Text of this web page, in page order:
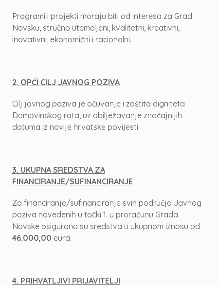
Programi i projekti moraju biti od interesa za Grad
Novsku, stručno utemeljeni, kvalitetni, kreativni,
inovativni, ekonomični i racionalni.
2. OPĆI CILJ JAVNOG POZIVA
Cilj javnog poziva je očuvanje i zaštita digniteta
Domovinskog rata, uz obilježavanje značajnijih
datuma iz novije hrvatske povijesti.
3. UKUPNA SREDSTVA ZA
FINANCIRANJE/SUFINANCIRANJE
Za financiranje/sufinanciranje svih područja Javnog
poziva navedenih u točki 1. u proračunu Grada
Novske osigurana su sredstva u ukupnom iznosu od
46.000,00 eura.
4. PRIHVATLJIVI PRIJAVITELJI